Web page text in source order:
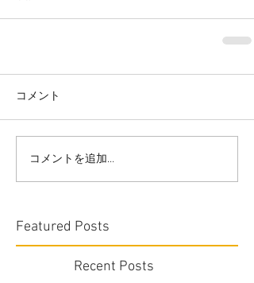
コメント
コメントを追加…
Featured Posts
Recent Posts